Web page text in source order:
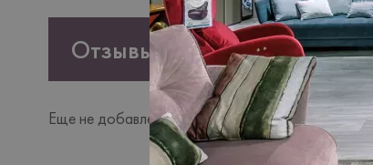
Отзывы
Еще не добавлено ни одного отзыва. Будьте